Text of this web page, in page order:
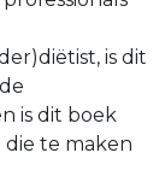
is dit
is dit boek
die te maken